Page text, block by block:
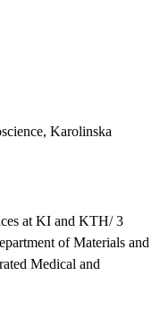
Karolinska
at KI and KTH/ 3
of Materials and
Medical and